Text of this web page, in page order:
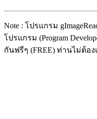
Note : โปรแกรม
โปรแกรม (Program
กันฟรีๆ (FREE) ท่านไม่ต้อ